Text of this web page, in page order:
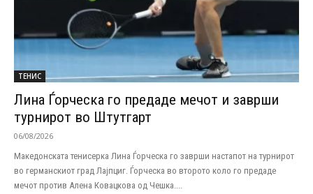
ТЕНИС
Лина Ѓорческа го предаде мечот и заврши
турнирот во Штутгарт
06/08/2026
Македонската тенисерка Лина Ѓорческа го заврши настапот на турнирот
во германскиот град Лајпциг. Ѓорческа во второто коло го предаде
мечот против Алена Ковацкова од Чешка....